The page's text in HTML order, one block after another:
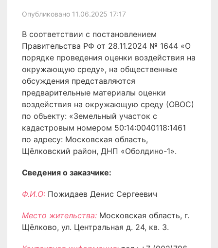
Опубликовано 11.06.2025 17:17
В соответствии с постановлением
Правительства РФ от 28.11.2024 № 1644 «О
порядке проведения оценки воздействия на
окружающую среду», на общественные
обсуждения представляются
предварительные материалы оценки
воздействия на окружающую среду (ОВОС)
по объекту: «Земельный участок с
кадастровым номером 50:14:0040118:1461
по адресу: Московская область,
Щёлковский район, ДНП «Оболдино-1».
Сведения о заказчике:
Ф.И.О: Пожидаев Денис Сергеевич
Место жительства: Московская область, г.
Щёлково, ул. Центральная д. 24, кв. 3.